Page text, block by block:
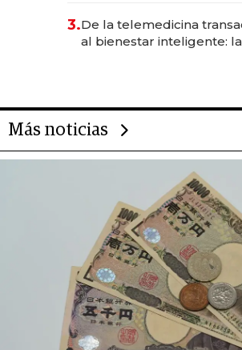
las marcas "fast
3.De la telemedicina
al bienestar inteligente: la
Más noticias